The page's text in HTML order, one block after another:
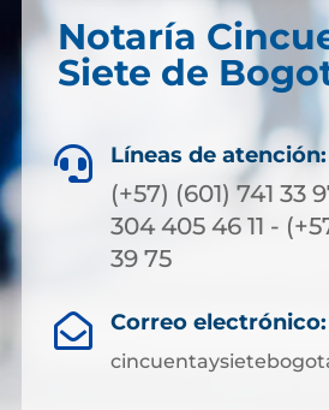
Notaría
Siete de
 Líneas de atención:
(+57) (601) 741 33
304 405 46 11 -
39 75
 Correo electrónico: